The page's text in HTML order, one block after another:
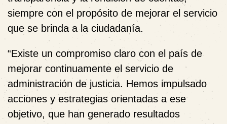
siempre con el propósito de mejorar el servicio
que se brinda a la ciudadanía.
“Existe un compromiso claro con el país de
mejorar continuamente el servicio de
administración de justicia. Hemos impulsado
acciones y estrategias orientadas a ese
objetivo, que han generado resultados